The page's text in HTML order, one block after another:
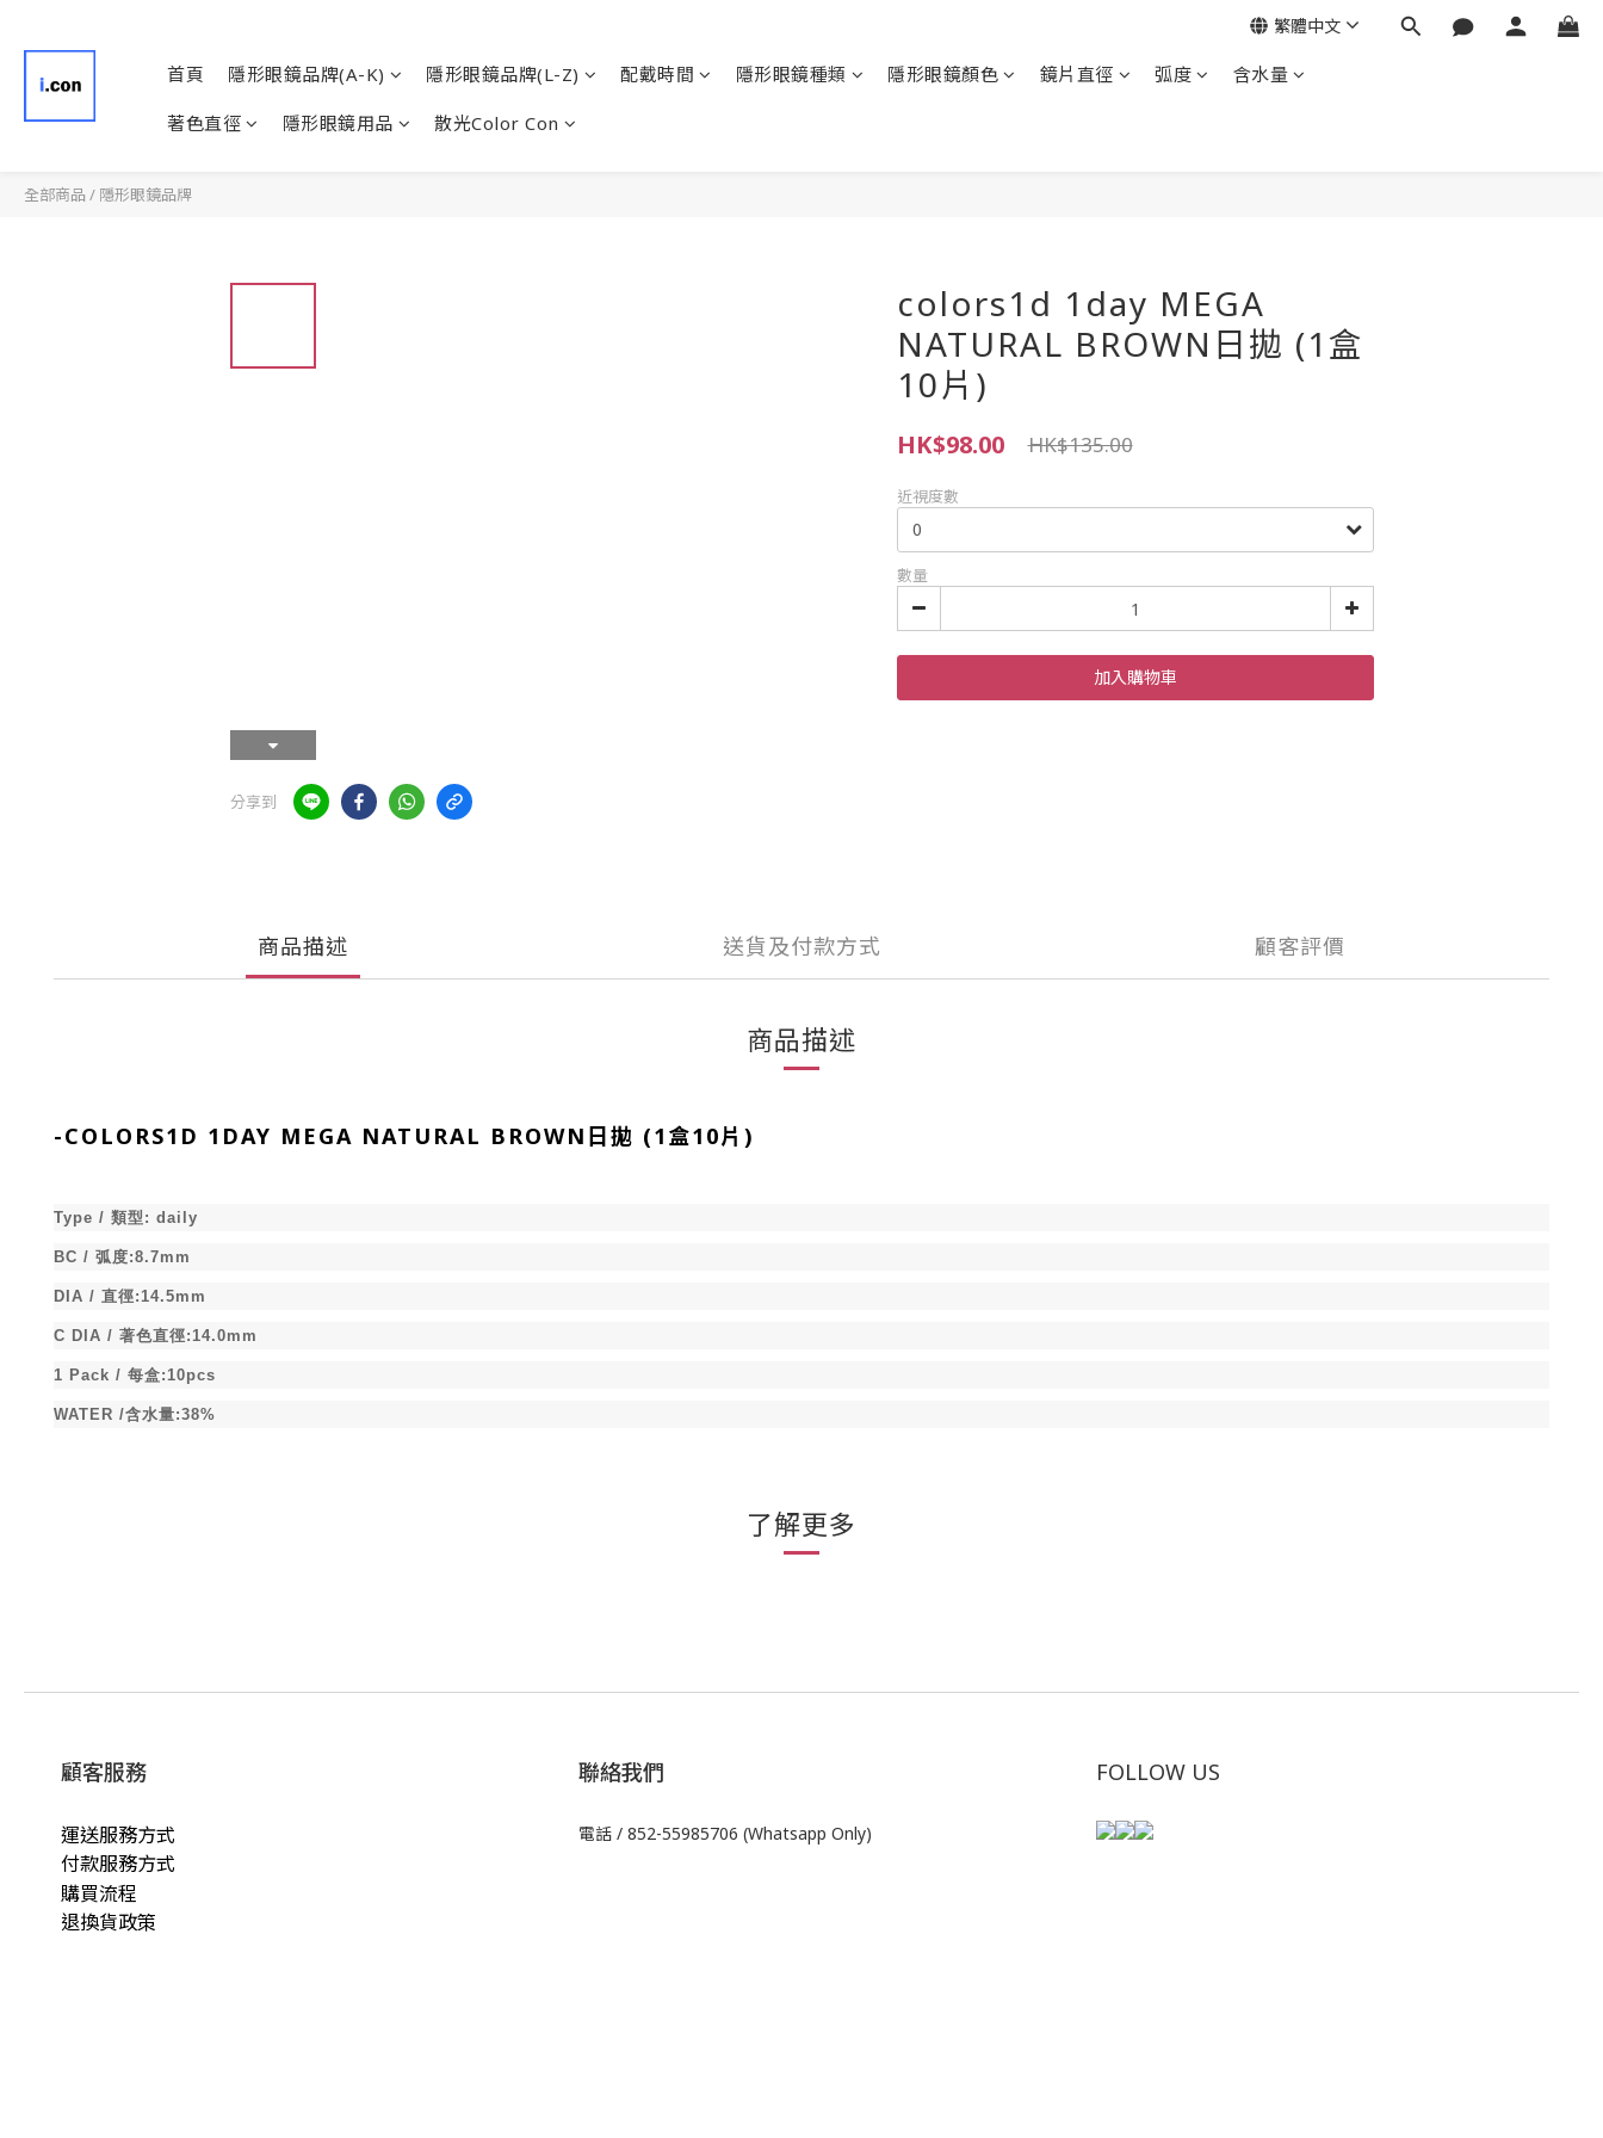
首頁 隱形眼鏡品牌(A-K) 隱形眼鏡品牌(L-Z) 配戴時間 隱形眼鏡種類 隱形眼鏡顏色 鏡片直徑 弧度 含水量
著色直徑 隱形眼鏡用品 散光Color Con
繁體中文
全部商品 / 隱形眼鏡品牌
分享到
colors1d 1day MEGA
NATURAL BROWN日拋 (1盒
10片)
HK$98.00 HK$135.00
近視度數
數量
加入購物車
商品描述 送貨及付款方式 顧客評價
商品描述
-COLORS1D 1DAY MEGA NATURAL BROWN日拋 (1盒10片)
Type / 類型 : daily
BC / 弧度:8.7mm
DIA / 直徑:14.5mm
C DIA / 著色直徑:14.0mm
1 Pack / 每盒:10pcs
WATER /含水量:38%
了解更多
顧客服務
運送服務方式
付款服務方式
購買流程
退換貨政策
聯絡我們
電話 / 852-55985706 (Whatsapp Only)
FOLLOW US